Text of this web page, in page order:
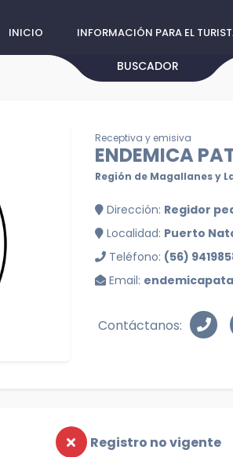
INICIO INFORMACIÓN PARA EL
BUSCADOR
Receptiva y emisiva
ENDEMICA
Región de Magallanes y
Dirección: Regidor
Localidad: Puerto
Teléfono: (56)
Email:
Contáctanos:
Registro no vigente